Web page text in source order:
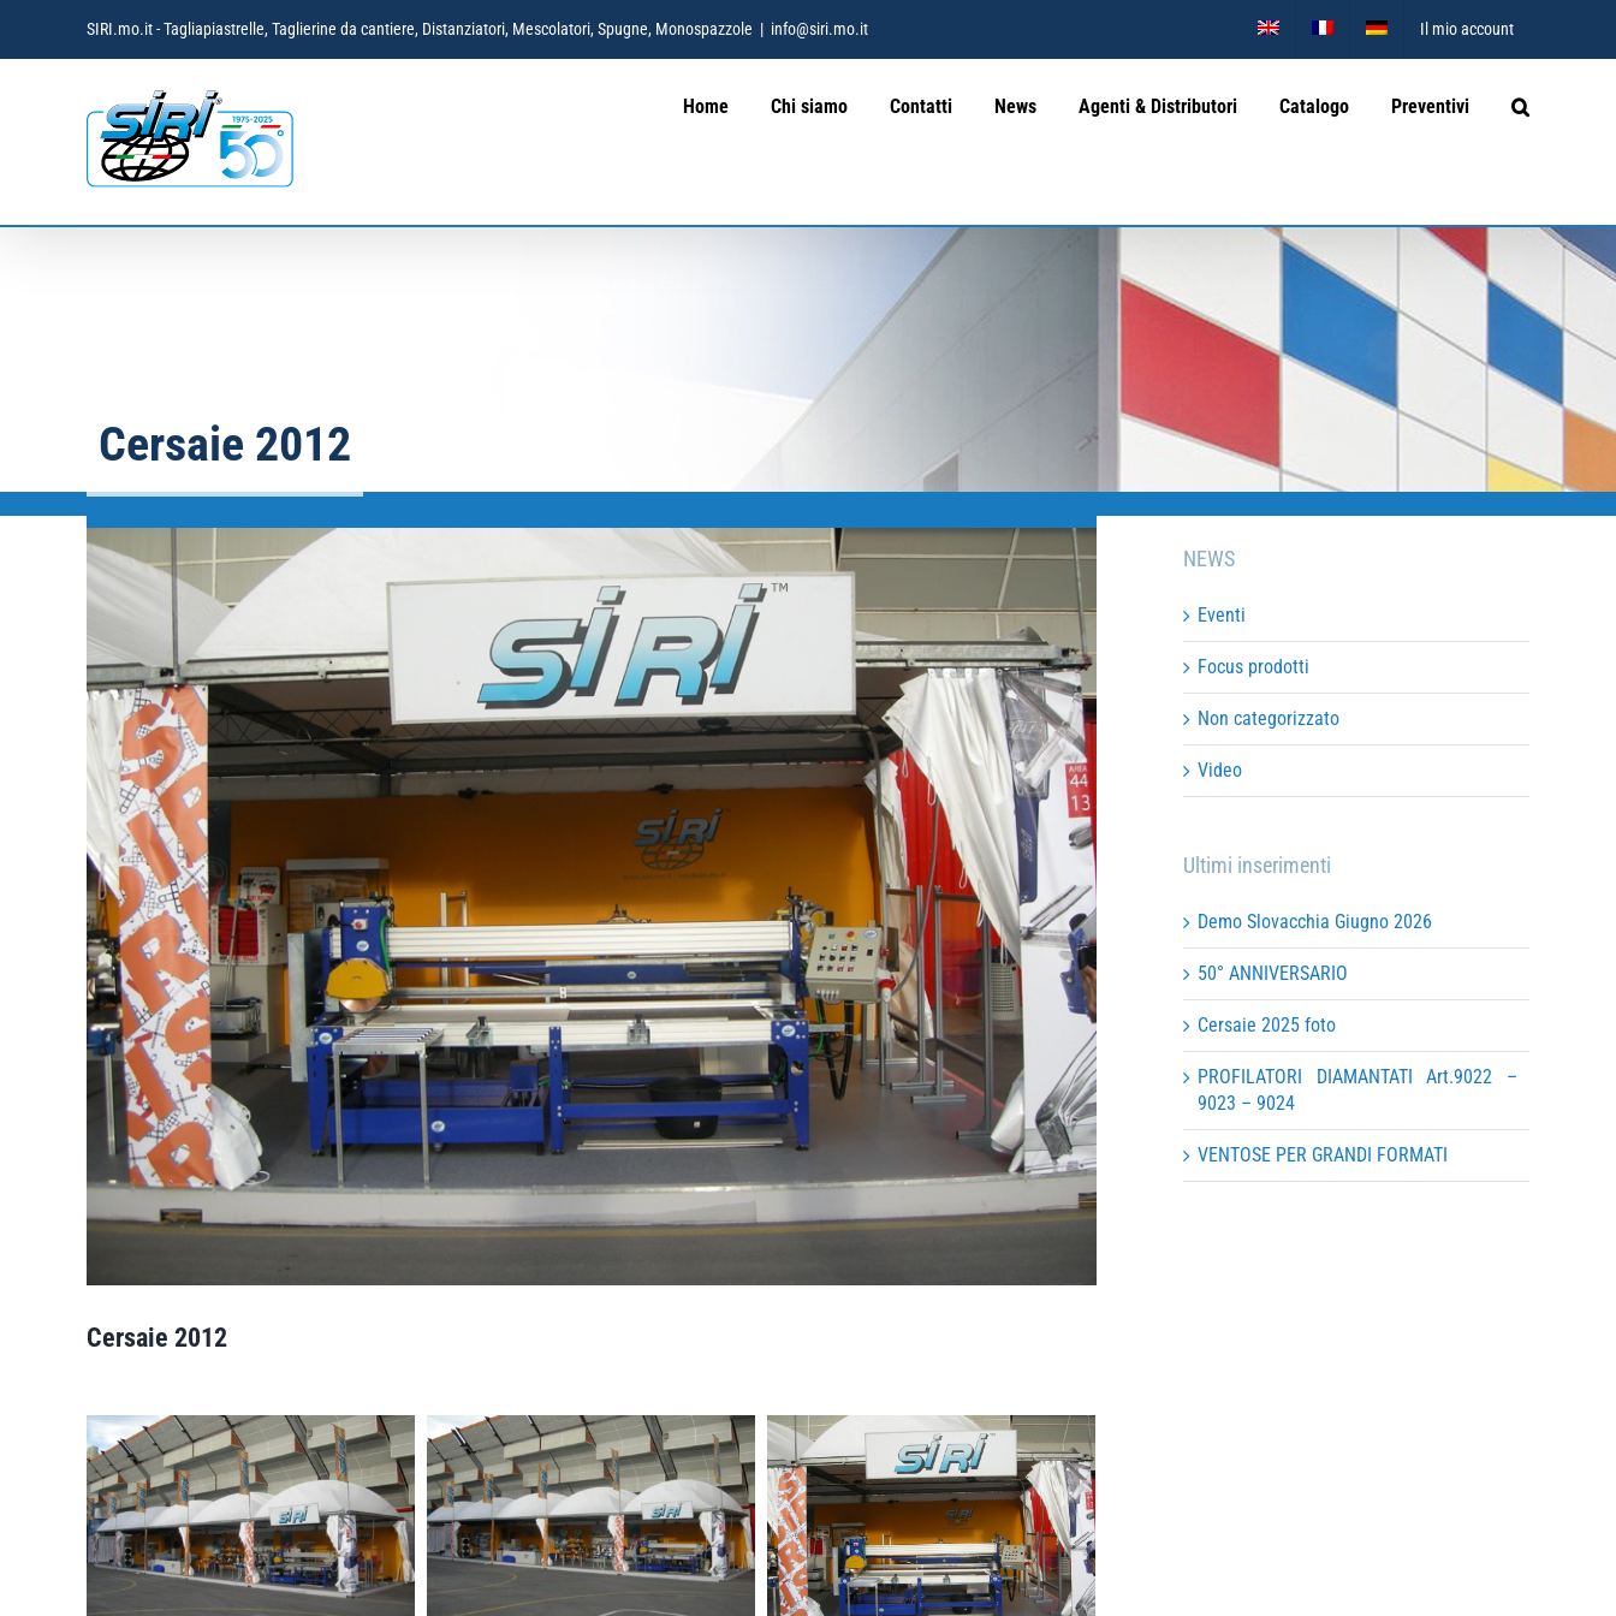
contenuto
SIRI.mo.it - Tagliapiastrelle, Taglierine da cantiere, Distanziatori, Mescolatori, Spugne, Monospazzole | info@siri.mo.it Il mio account
Home Chi siamo Contatti News Agenti & Distributori Catalogo Preventivi
Cersaie 2012
Ingrandisci
immagine
Cersaie 2012
NEWS
Eventi
Focus prodotti
Non categorizzato
Video
Ultimi inserimenti
Demo Slovacchia Giugno 2026
50° ANNIVERSARIO
Cersaie 2025 foto
PROFILATORI DIAMANTATI Art.9022 –
9023 – 9024
VENTOSE PER GRANDI FORMATI